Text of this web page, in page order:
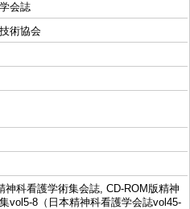
会誌
術協会
神科看護学術集会誌, CD-ROM版精神
vol5-8（日本精神科看護学会誌vol45-